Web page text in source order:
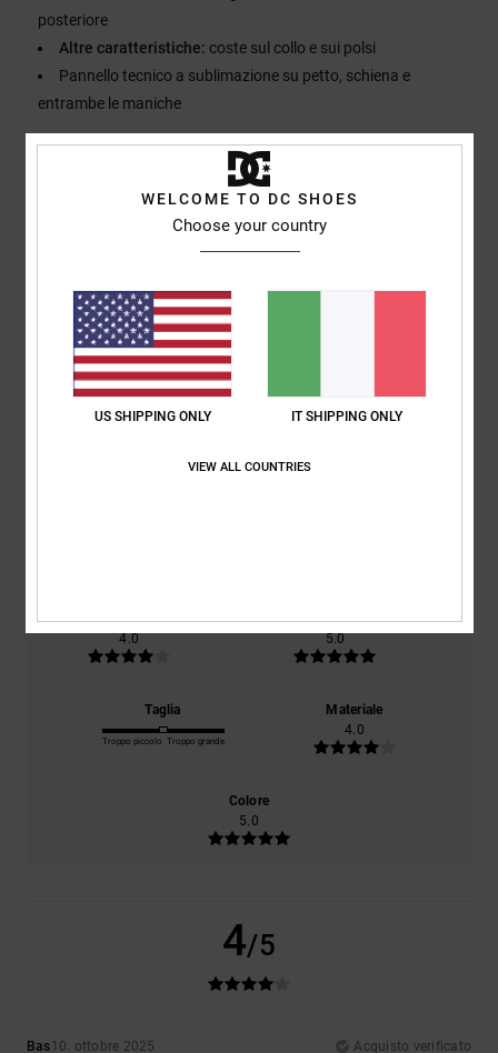
posteriore
Altre caratteristiche: coste sul collo e sui polsi
Pannello tecnico a sublimazione su petto, schiena e
entrambe le maniche
[Tessuto principale] 100% poliestere
Recensioni dei clienti
Punteggio medio
4.0/5
Comfort
4.0
Rapporto qualità-prezzo
5.0
Taglia
Troppo piccolo Troppo grande
Materiale
4.0
Colore
5.0
4/5
Bas10. ottobre 2025
Acquisto verificato
WELCOME TO DC SHOES
Choose your country
US SHIPPING ONLY IT SHIPPING ONLY
VIEW ALL COUNTRIES